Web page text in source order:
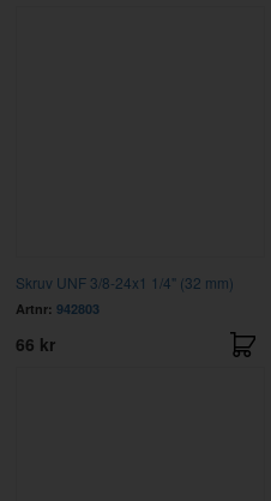
Skruv UNF 3/8-24x1 1/4" (32 mm)
Artnr: 942803
66 kr